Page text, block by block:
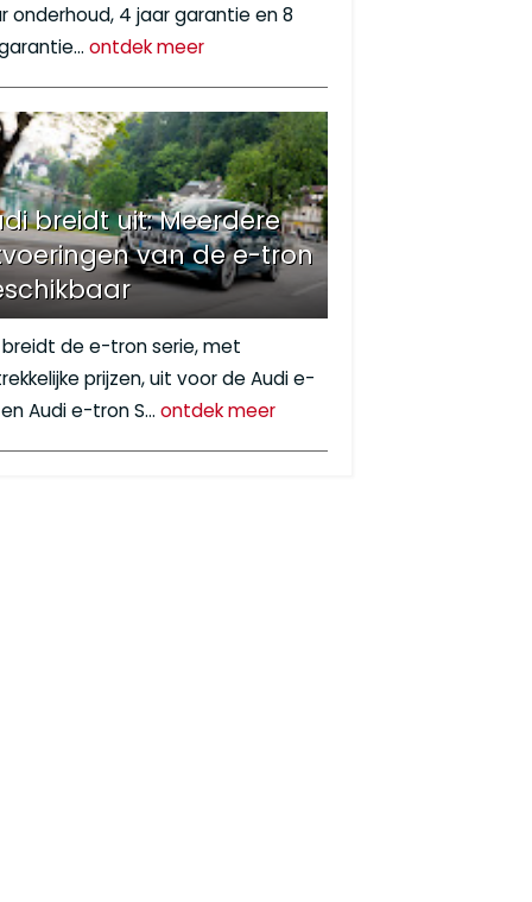
onderhoud, 4 jaar garantie en 8
ontdek meer
breidt uit: Meerdere
van de e-tron
breidt de e-tron serie, met
prijzen, uit voor de Audi e-
Audi e-tron S… ontdek meer